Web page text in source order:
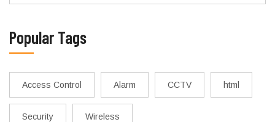
Popular Tags
Access Control Alarm CCTV html
Security Wireless